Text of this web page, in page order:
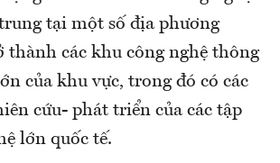
tại một số địa phương
thành các khu công nghệ thông
của khu vực, trong đó có các
cứu- phát triển của các tập
lớn quốc tế.